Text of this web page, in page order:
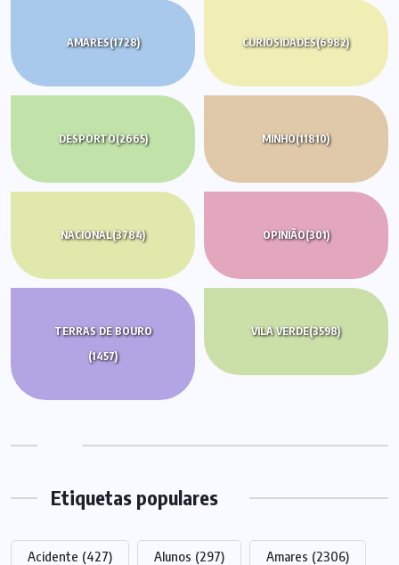
AMARES(1728) CURIOSIDADES(6982)
DESPORTO(2665) MINHO(11810)
NACIONAL(3784) OPINIÃO(301)
TERRAS DE BOURO
(1457)
VILA VERDE(3598)
Etiquetas populares
Acidente (427) Alunos (297) Amares (2306)